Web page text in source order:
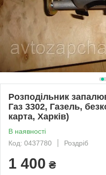
Розподільник
Газ 3302, Газель,
карта, Харків)
В наявності
Код: 0437780
Роздріб
1 400 ₴